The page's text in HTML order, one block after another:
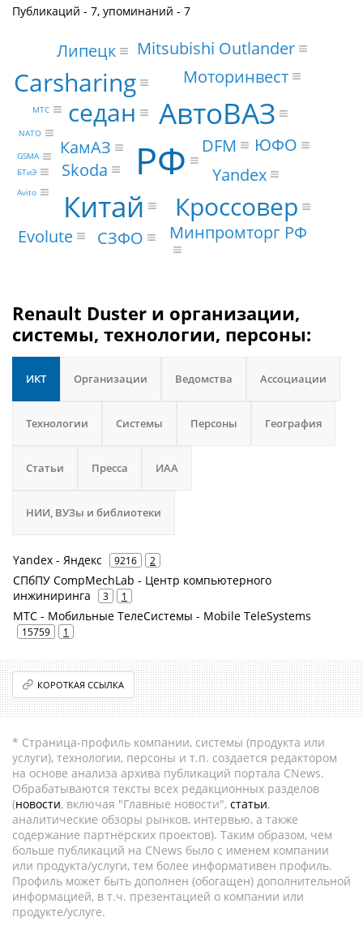
Публикаций - 7, упоминаний - 7
РФ
АвтоВАЗ
Китай
седан
Кроссовер
Carsharing
Yandex
Моторинвест
DFM
КамАЗ
Skoda
Минпромторг РФ
Evolute
Mitsubishi Outlander
СЗФО
Липецк
ЮФО
МТС
NATO
GSMA
БТиЭ
Avito
Renault Duster и организации,
системы, технологии, персоны:
ИКТ Организации Ведомства Ассоциации
Технологии Системы Персоны География
Статьи Пресса ИАА
НИИ, ВУЗы и библиотеки
Yandex - Яндекс 9216 2
СПбПУ CompMechLab - Центр компьютерного
инжиниринга
3 1
МТС - Мобильные ТелеСистемы - Mobile TeleSystems
15759 1
КОРОТКАЯ ССЫЛКА
* Страница-профиль компании, системы (продукта или
услуги), технологии, персоны и т.п. создается редактором
на основе анализа архива публикаций портала CNews.
Обрабатываются тексты всех редакционных разделов
(новости, включая "Главные новости", статьи,
аналитические обзоры рынков, интервью, а также
содержание партнёрских проектов). Таким образом, чем
больше публикаций на CNews было с именем компании
или продукта/услуги, тем более информативен профиль.
Профиль может быть дополнен (обогащен) дополнительной
информацией, в т.ч. презентацией о компании или
продукте/услуге.